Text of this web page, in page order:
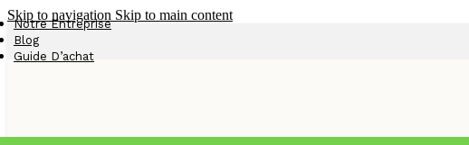
Skip to navigation Skip to main content
Notre Entreprise
Blog
Guide D’achat